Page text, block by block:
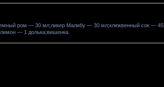
ром — 30 мл;ликер Малибу — 30 мл;клюквенный сок — 45
— 1 долька;вишенка.